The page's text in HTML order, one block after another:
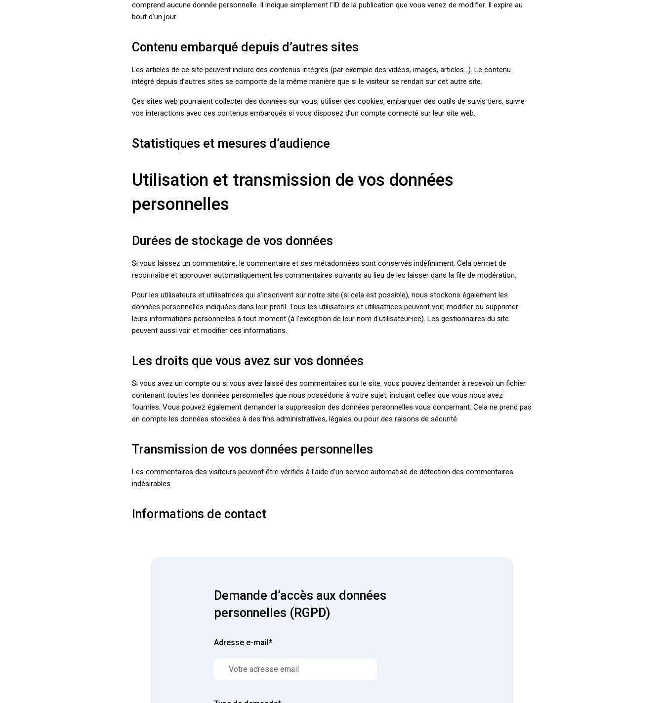
comprend aucune donnée personnelle. Il indique simplement l’ID de la publication que vous venez de modifier. Il expire au
bout d’un jour.
Contenu embarqué depuis d’autres sites
Les articles de ce site peuvent inclure des contenus intégrés (par exemple des vidéos, images, articles…). Le contenu
intégré depuis d’autres sites se comporte de la même manière que si le visiteur se rendait sur cet autre site.
Ces sites web pourraient collecter des données sur vous, utiliser des cookies, embarquer des outils de suivis tiers, suivre
vos interactions avec ces contenus embarqués si vous disposez d’un compte connecté sur leur site web.
Statistiques et mesures d’audience
Utilisation et transmission de vos données
personnelles
Durées de stockage de vos données
Si vous laissez un commentaire, le commentaire et ses métadonnées sont conservés indéfiniment. Cela permet de
reconnaître et approuver automatiquement les commentaires suivants au lieu de les laisser dans la file de modération.
Pour les utilisateurs et utilisatrices qui s’inscrivent sur notre site (si cela est possible), nous stockons également les
données personnelles indiquées dans leur profil. Tous les utilisateurs et utilisatrices peuvent voir, modifier ou supprimer
leurs informations personnelles à tout moment (à l’exception de leur nom d’utilisateur·ice). Les gestionnaires du site
peuvent aussi voir et modifier ces informations.
Les droits que vous avez sur vos données
Si vous avez un compte ou si vous avez laissé des commentaires sur le site, vous pouvez demander à recevoir un fichier
contenant toutes les données personnelles que nous possédons à votre sujet, incluant celles que vous nous avez
fournies. Vous pouvez également demander la suppression des données personnelles vous concernant. Cela ne prend pas
en compte les données stockées à des fins administratives, légales ou pour des raisons de sécurité.
Transmission de vos données personnelles
Les commentaires des visiteurs peuvent être vérifiés à l’aide d’un service automatisé de détection des commentaires
indésirables.
Informations de contact
Demande d’accès aux données
personnelles (RGPD)
Adresse e-mail*